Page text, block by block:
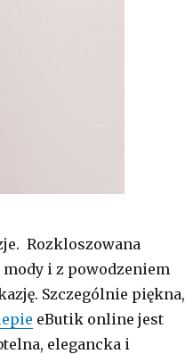
Rozkloszowana
i z powodzeniem
Szczególnie piękna,
eButik online jest
elegancka i